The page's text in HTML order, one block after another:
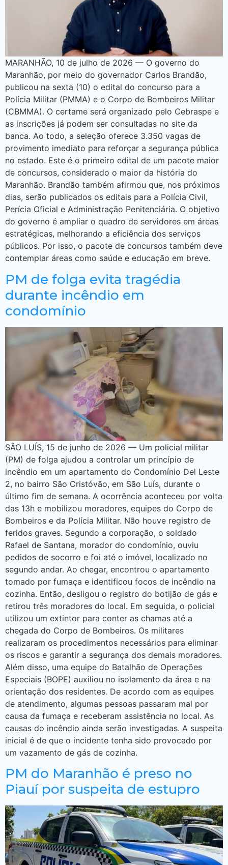
MARANHÃO, 10 de julho de 2026 — O governo do
Maranhão, por meio do governador Carlos Brandão,
publicou na sexta (10) o edital do concurso para a
Polícia Militar (PMMA) e o Corpo de Bombeiros Militar
(CBMMA). O certame será organizado pelo Cebraspe e
as inscrições já podem ser consultadas no site da
banca. Ao todo, a seleção oferece 3.350 vagas de
provimento imediato para reforçar a segurança pública
no estado. Este é o primeiro edital de um pacote maior
de concursos, considerado o maior da história do
Maranhão. Brandão também afirmou que, nos próximos
dias, serão publicados os editais para a Polícia Civil,
Perícia Oficial e Administração Penitenciária. O objetivo
do governo é ampliar o quadro de servidores em áreas
estratégicas, melhorando a eficiência dos serviços
públicos. Por isso, o pacote de concursos também deve
contemplar áreas como saúde e educação em breve.
PM de folga evita tragédia
durante incêndio em
condomínio
SÃO LUÍS, 15 de junho de 2026 — Um policial militar
(PM) de folga ajudou a controlar um princípio de
incêndio em um apartamento do Condomínio Del Leste
2, no bairro São Cristóvão, em São Luís, durante o
último fim de semana. A ocorrência aconteceu por volta
das 13h e mobilizou moradores, equipes do Corpo de
Bombeiros e da Polícia Militar. Não houve registro de
feridos graves. Segundo a corporação, o soldado
Rafael de Santana, morador do condomínio, ouviu
pedidos de socorro e foi até o imóvel, localizado no
segundo andar. Ao chegar, encontrou o apartamento
tomado por fumaça e identificou focos de incêndio na
cozinha. Então, desligou o registro do botijão de gás e
retirou três moradores do local. Em seguida, o policial
utilizou um extintor para conter as chamas até a
chegada do Corpo de Bombeiros. Os militares
realizaram os procedimentos necessários para eliminar
os riscos e garantir a segurança dos demais moradores.
Além disso, uma equipe do Batalhão de Operações
Especiais (BOPE) auxiliou no isolamento da área e na
orientação dos residentes. De acordo com as equipes
de atendimento, algumas pessoas passaram mal por
causa da fumaça e receberam assistência no local. As
causas do incêndio ainda serão investigadas. A suspeita
inicial é de que o incidente tenha sido provocado por
um vazamento de gás de cozinha.
PM do Maranhão é preso no
Piauí por suspeita de estupro